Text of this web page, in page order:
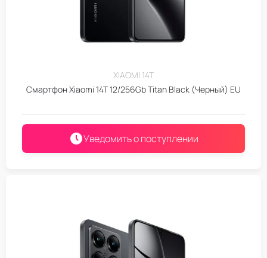
XIAOMI 14T
Смартфон Xiaomi 14T 12/256Gb Titan Black (Черный) EU
Уведомить о поступлении